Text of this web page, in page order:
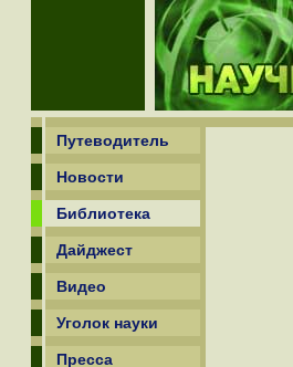
Путеводитель
Новости
Библиотека
Дайджест
Видео
Уголок науки
Пресса